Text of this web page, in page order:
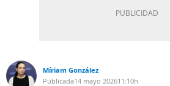
Míriam González
Publicada14 mayo 202611:10h